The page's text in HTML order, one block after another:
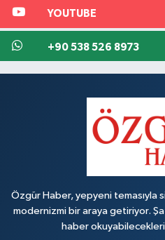
YOUTUBE
+90 538 526 8973
Özgür Haber, yepyeni temasıyla
modernizmi bir araya getiriyor.
haber